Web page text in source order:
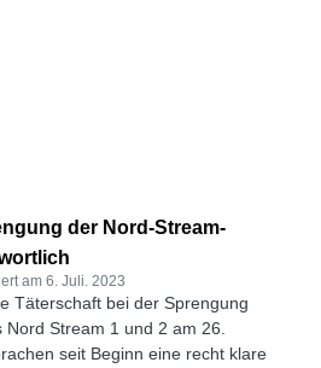
der Nord-Stream-
6. Juli. 2023
Täterschaft bei der Sprengung
Stream 1 und 2 am 26.
seit Beginn eine recht klare